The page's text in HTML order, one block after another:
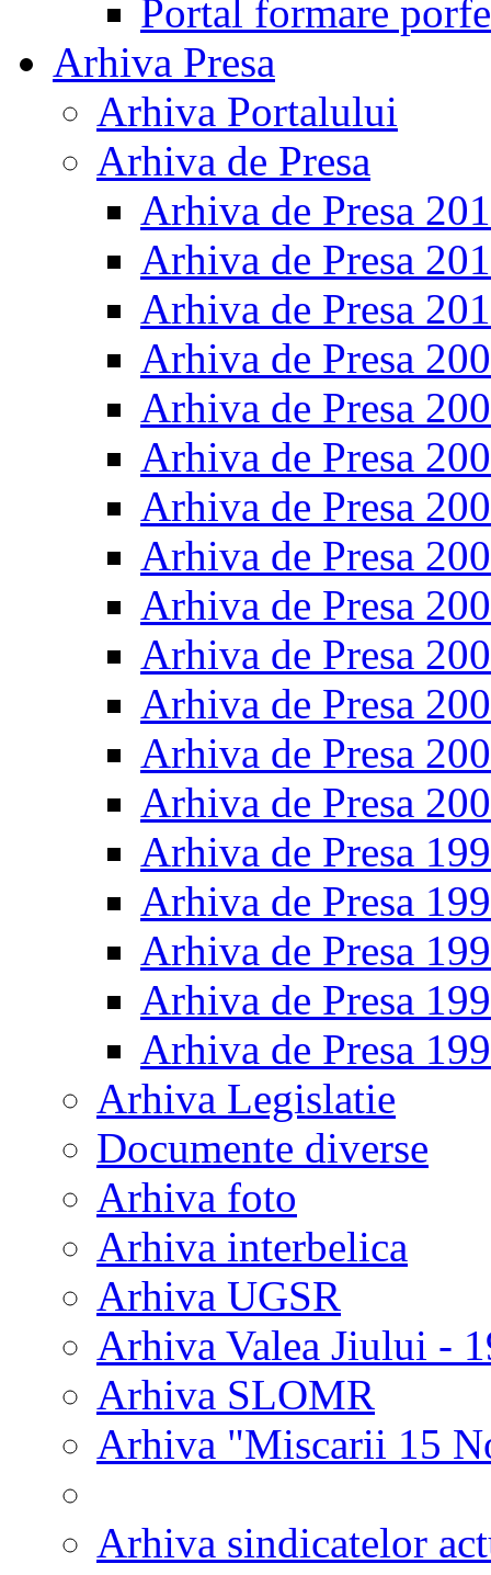
Portal formare
Arhiva Presa
Arhiva Portalului
Arhiva de Presa
Arhiva de Presa
Arhiva de Presa
Arhiva de Presa
Arhiva de Presa
Arhiva de Presa
Arhiva de Presa
Arhiva de Presa
Arhiva de Presa
Arhiva de Presa
Arhiva de Presa
Arhiva de Presa
Arhiva de Presa
Arhiva de Presa
Arhiva de Presa
Arhiva de Presa
Arhiva de Presa
Arhiva de Presa
Arhiva de Presa
Arhiva Legislatie
Documente diverse
Arhiva foto
Arhiva interbelica
Arhiva UGSR
Arhiva Valea Jiului -
Arhiva SLOMR
Arhiva "Miscarii 15
Arhiva sindicatelor